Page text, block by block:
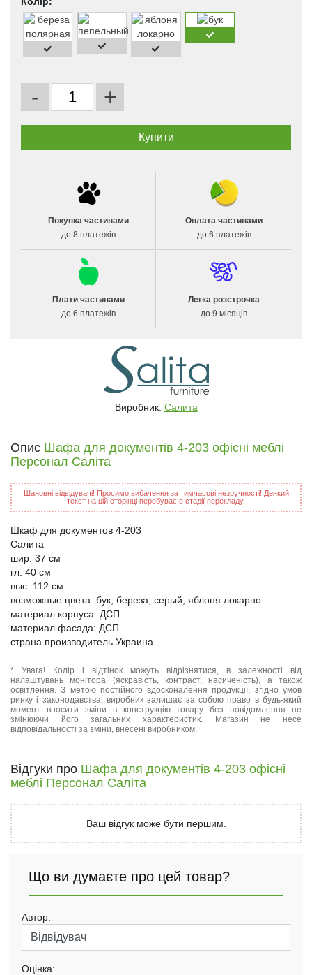
- +
Покупка частинами
до 8 платежів
Оплата частинами
до 6 платежів
Плати частинами
до 6 платежів
Легка розстрочка
до 9 місяців
Виробник: Салита
Опис Шафа для документів 4-203 офісні меблі
Персонал Саліта
Шановні відвідувачі! Просимо вибачення за тимчасові незручності! Деякий
текст на цій сторінці перебуває в стадії перекладу.
Шкаф для документов 4-203
Салита
шир. 37 см
гл. 40 см
выс. 112 см
возможные цвета: бук, береза, серый, яблоня локарно
материал корпуса: ДСП
материал фасада: ДСП
страна производитель Украина
* Увага! Колір і відтінок можуть відрізнятися, в залежності від
налаштувань монітора (яскравість, контраст, насиченість), а також
освітлення. З метою постійного вдосконалення продукції, згідно умов
ринку і законодавства, виробник залишає за собою право в будь-який
момент вносити зміни в конструкцію товару без повідомлення не
змінюючи його загальних характеристик. Магазин не несе
відповідальності за зміни, внесені виробником.
Відгуки про Шафа для документів 4-203 офісні
меблі Персонал Саліта
Ваш відгук може бути першим.
Що ви думаєте про цей товар?
Автор:
Оцінка: